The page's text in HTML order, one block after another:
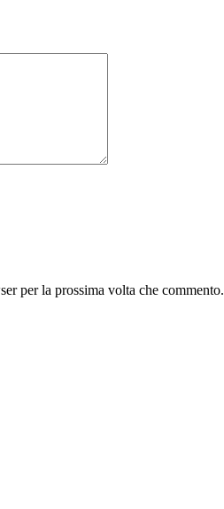
per la prossima volta che commento.